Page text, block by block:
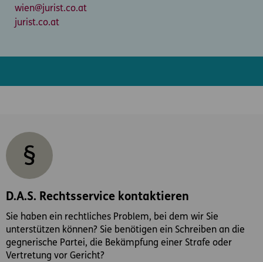
wien@jurist.co.at
jurist.co.at
D.A.S. Rechtsservice kontaktieren
Sie haben ein rechtliches Problem, bei dem wir Sie
unterstützen können? Sie benötigen ein Schreiben an die
gegnerische Partei, die Bekämpfung einer Strafe oder
Vertretung vor Gericht?